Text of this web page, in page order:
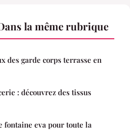
la même rubrique
des garde corps terrasse en
: découvrez des tissus
fontaine eva pour toute la